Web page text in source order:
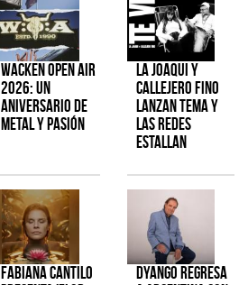
Wacken Open Air
2026: Un
aniversario de
metal y pasión
La Joaqui y
Callejero Fino
lanzan tema y
las redes
estallan
Fabiana Cantilo
Dyango regresa